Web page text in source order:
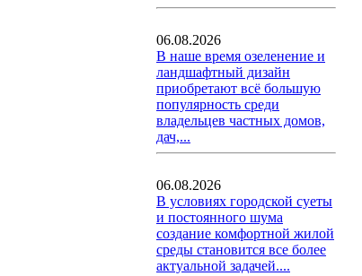
06.08.2026
В наше время озеленение и
ландшафтный дизайн
приобретают всё большую
популярность среди
владельцев частных домов,
дач,...
06.08.2026
В условиях городской суеты
и постоянного шума
создание комфортной жилой
среды становится все более
актуальной задачей....